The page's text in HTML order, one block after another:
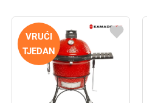
VRUĆI
TJEDAN